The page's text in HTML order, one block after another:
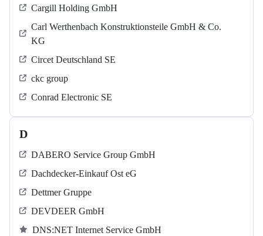
Cargill Holding GmbH
Carl Werthenbach Konstruktionsteile GmbH & Co.
KG
Circet Deutschland SE
ckc group
Conrad Electronic SE
D
DABERO Service Group GmbH
Dachdecker-Einkauf Ost eG
Dettmer Gruppe
DEVDEER GmbH
DNS:NET Internet Service GmbH